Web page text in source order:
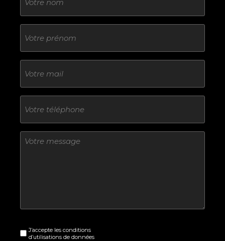
Sans
titre
E-
mail
Téléphone
Sans
titre
titreJ’accepte les conditions
d’utilisations de données